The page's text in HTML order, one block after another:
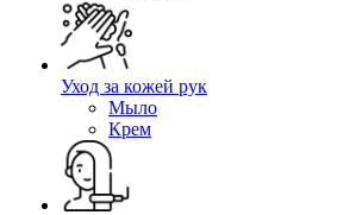
Уход за кожей рук
Мыло
Крем